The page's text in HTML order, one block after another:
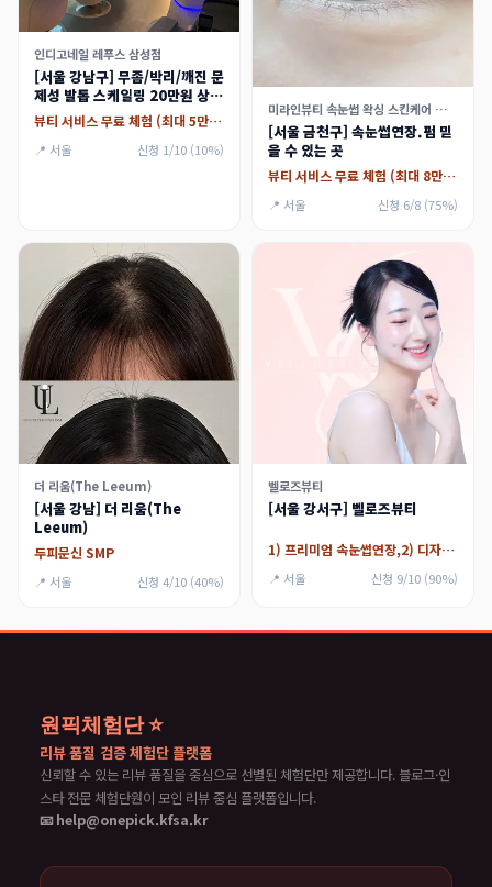
인디고네일 레푸스 삼성점
[서울 강남구] 무좀/박리/깨진 문
제성 발톱 스케일링 20만원 상당
체험
뷰티 서비스 무료 체험 (최대 5만원)
📍 서울 신청 1/10 (10%)
미라인뷰티 속눈썹 왁싱 스킨케어 가산점
[서울 금천구] 속눈썹연장.펌 믿
을 수 있는 곳
뷰티 서비스 무료 체험 (최대 8만원)
📍 서울 신청 6/8 (75%)
더 리움(The Leeum)
[서울 강남] 더 리움(The
Leeum)
두피문신 SMP
📍 서울 신청 4/10 (40%)
벨로즈뷰티
[서울 강서구] 벨로즈뷰티
1) 프리미엄 속눈썹연장,2) 디자인 애니메연장
📍 서울 신청 9/10 (90%)
원픽체험단 ⭐
리뷰 품질 검증 체험단 플랫폼
신뢰할 수 있는 리뷰 품질을 중심으로 선별된 체험단만 제공합니다. 블로그·인
스타 전문 체험단원이 모인 리뷰 중심 플랫폼입니다.
📧 help@onepick.kfsa.kr